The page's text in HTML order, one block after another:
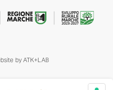
by ATK+LAB